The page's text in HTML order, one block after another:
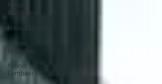
Havuz
Merdiveni
Havuz Duşu
Havuz
Nozulları
Havuz
Lambası